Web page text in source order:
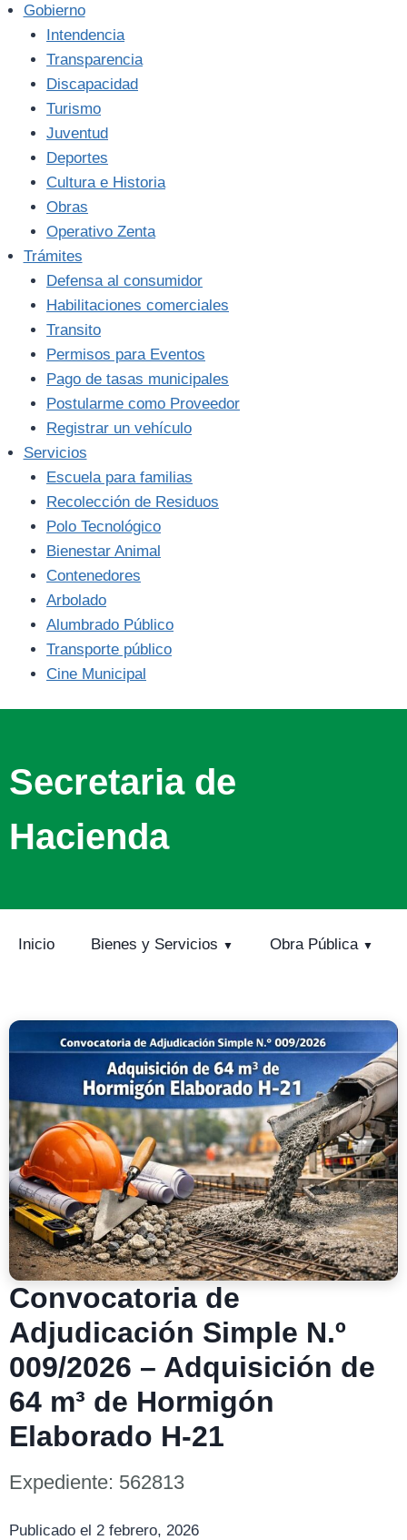
Gobierno
Intendencia
Transparencia
Discapacidad
Turismo
Juventud
Deportes
Cultura e Historia
Obras
Operativo Zenta
Trámites
Defensa al consumidor
Habilitaciones comerciales
Transito
Permisos para Eventos
Pago de tasas municipales
Postularme como Proveedor
Registrar un vehículo
Servicios
Escuela para familias
Recolección de Residuos
Polo Tecnológico
Bienestar Animal
Contenedores
Arbolado
Alumbrado Público
Transporte público
Cine Municipal
Secretaria de
Hacienda
Inicio Bienes y Servicios Obra Pública
Convocatoria de
Adjudicación Simple N.º
009/2026 – Adquisición de
64 m³ de Hormigón
Elaborado H-21
Expediente: 562813
Publicado el 2 febrero, 2026